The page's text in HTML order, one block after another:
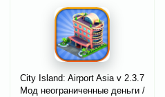
City Island: Airport Asia v 2.3.7
Мод неограниченные деньги /